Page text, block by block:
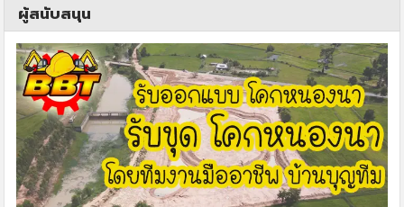
ผู้สนับสนุน